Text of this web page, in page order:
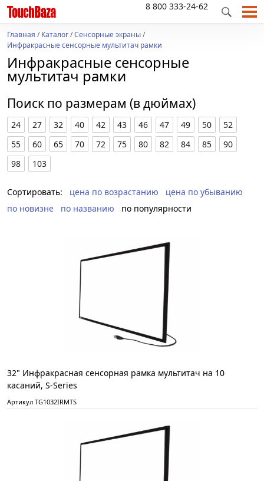
8 800 333-24-62
Главная /Каталог/Сенсорные экраны/
Инфракрасные сенсорные мультитач рамки
Инфракрасные сенсорные
мультитач рамки
Поиск по размерам (в дюймах)
24 27 32 40 42 43 46 47 49 50
52
55
60 65 70 72 75 80 82 84 85
90
98
103
Сортировать: цена по возрастанию
цена по убыванию
по новизне
по названию по популярности
32" Инфракрасная сенсорная рамка мультитач на 10
касаний, S-Series
Артикул TG1032IRMTS